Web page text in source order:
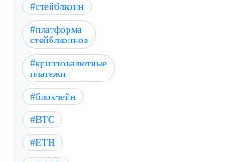
#стейблкоин
#платформа
стейблкоинов
#криптовалютные
платежи
#блокчейн
#BTC
#ETH